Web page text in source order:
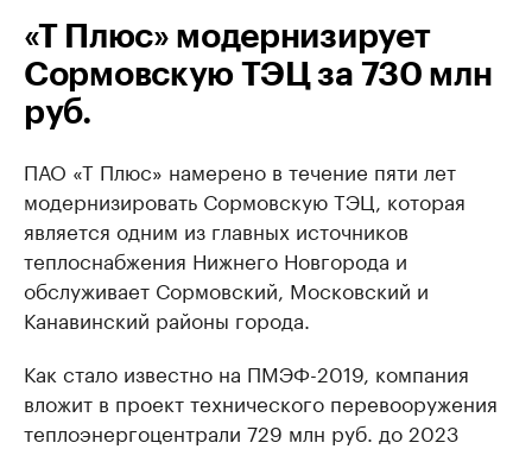
«Т Плюс» модернизирует
Сормовскую ТЭЦ за 730 млн
руб.
ПАО «Т Плюс» намерено в течение пяти лет
модернизировать Сормовскую ТЭЦ, которая
является одним из главных источников
теплоснабжения Нижнего Новгорода и
обслуживает Сормовский, Московский и
Канавинский районы города.
Как стало известно на ПМЭФ-2019, компания
вложит в проект технического перевооружения
теплоэнергоцентрали 729 млн руб. до 2023